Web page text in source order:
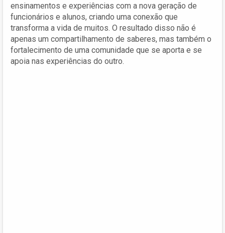
ensinamentos e experiências com a nova geração de
funcionários e alunos, criando uma conexão que
transforma a vida de muitos. O resultado disso não é
apenas um compartilhamento de saberes, mas também o
fortalecimento de uma comunidade que se aporta e se
apoia nas experiências do outro.